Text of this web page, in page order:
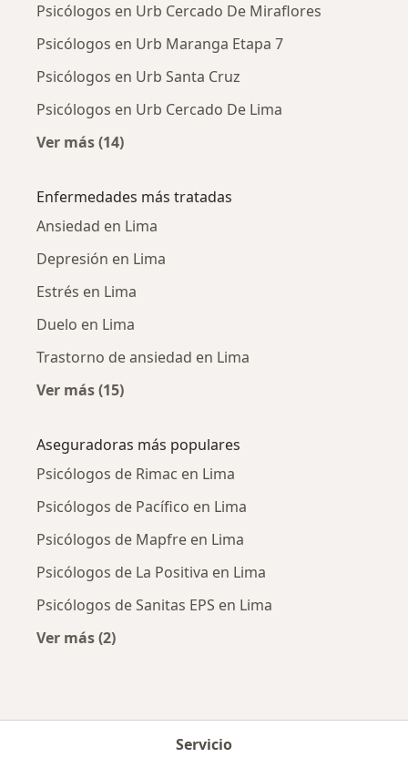
Psicólogos en Urb Cercado De Miraflores
Psicólogos en Urb Maranga Etapa 7
Psicólogos en Urb Santa Cruz
Psicólogos en Urb Cercado De Lima
Ver más (14)
Enfermedades más tratadas
Ansiedad en Lima
Depresión en Lima
Estrés en Lima
Duelo en Lima
Trastorno de ansiedad en Lima
Ver más (15)
Aseguradoras más populares
Psicólogos de Rimac en Lima
Psicólogos de Pacífico en Lima
Psicólogos de Mapfre en Lima
Psicólogos de La Positiva en Lima
Psicólogos de Sanitas EPS en Lima
Ver más (2)
Servicio